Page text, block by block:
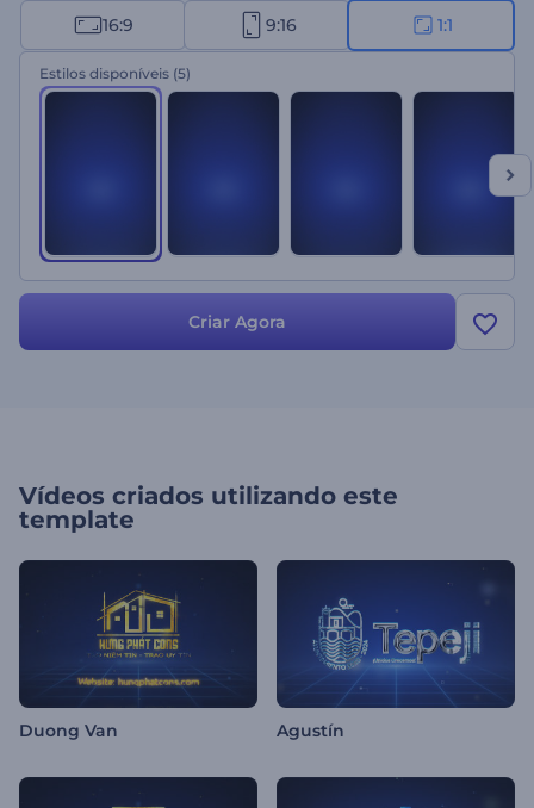
do seu logo, digite seu slogan e crie uma animação profissional em
poucos cliques. Use para divulgar novos produtos de tecnologia,
empresas, marcas e outros projetos criativos. Dê uma chance
agora!
16:9 9:16 1:1
Estilos disponíveis (5)
Criar Agora
Vídeos criados utilizando este
template
Duong Van Agustín